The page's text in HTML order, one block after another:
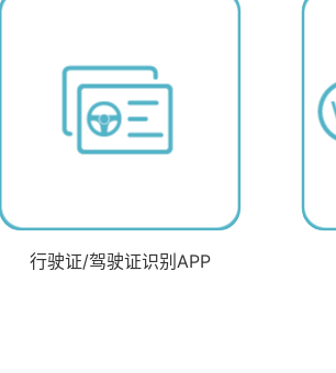
行驶证/驾驶证识别APP